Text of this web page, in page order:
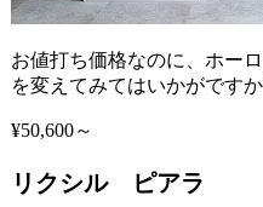
お値打ち価格なのに、ホー
を変えてみてはいかがですか
¥50,600～
リクシル ピアラ